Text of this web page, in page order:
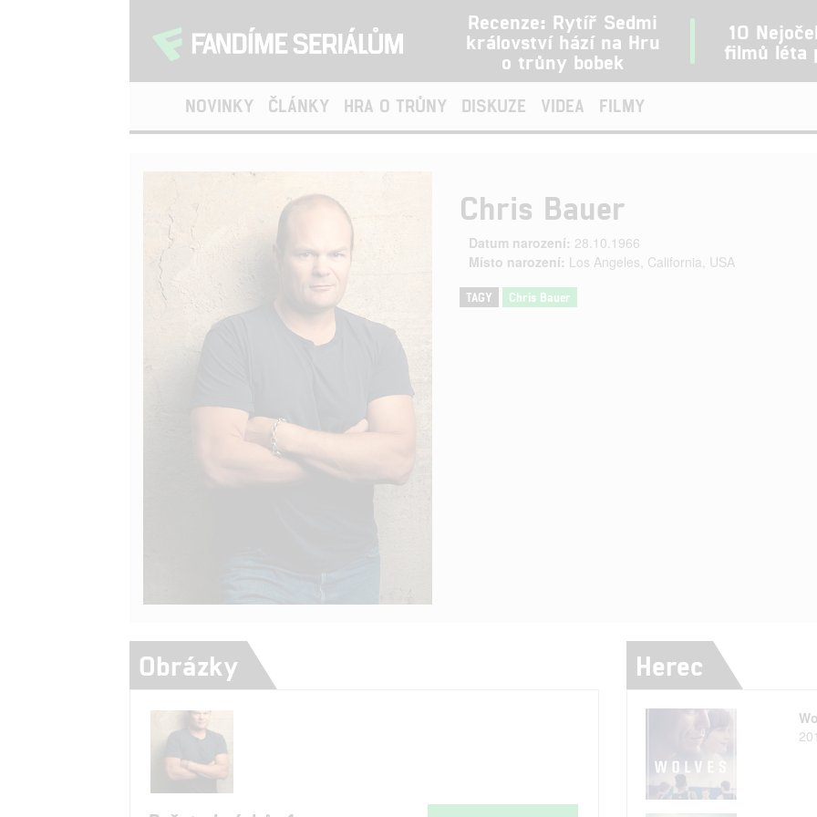
Recenze: Rytíř Sedmi
království hází na Hru
o trůny bobek
10
filmů léta
NOVINKY ČLÁNKY HRA O TRŮNY DISKUZE VIDEA FILMY
Chris Bauer
Datum narození: 28.10.1966
Místo narození: Los Angeles, California, USA
TAGY Chris Bauer
Obrázky Herec